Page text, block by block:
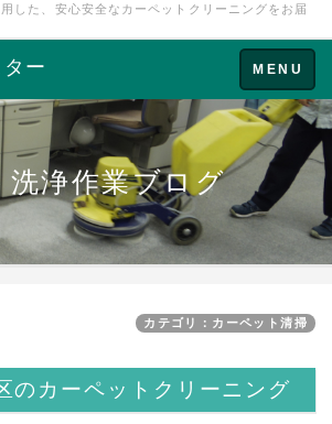
した、安心安全なカーペットクリーニングをお届
Toggle
navigation
MENU
ー
洗浄作業ブログ
カテゴリ：カーペット清掃
のカーペットクリーニング